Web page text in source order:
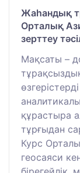
Жаһандық
Орталық
зерттеу
Мақсаты –
құрастыра
тұрғыдан
Курс
геосаяси